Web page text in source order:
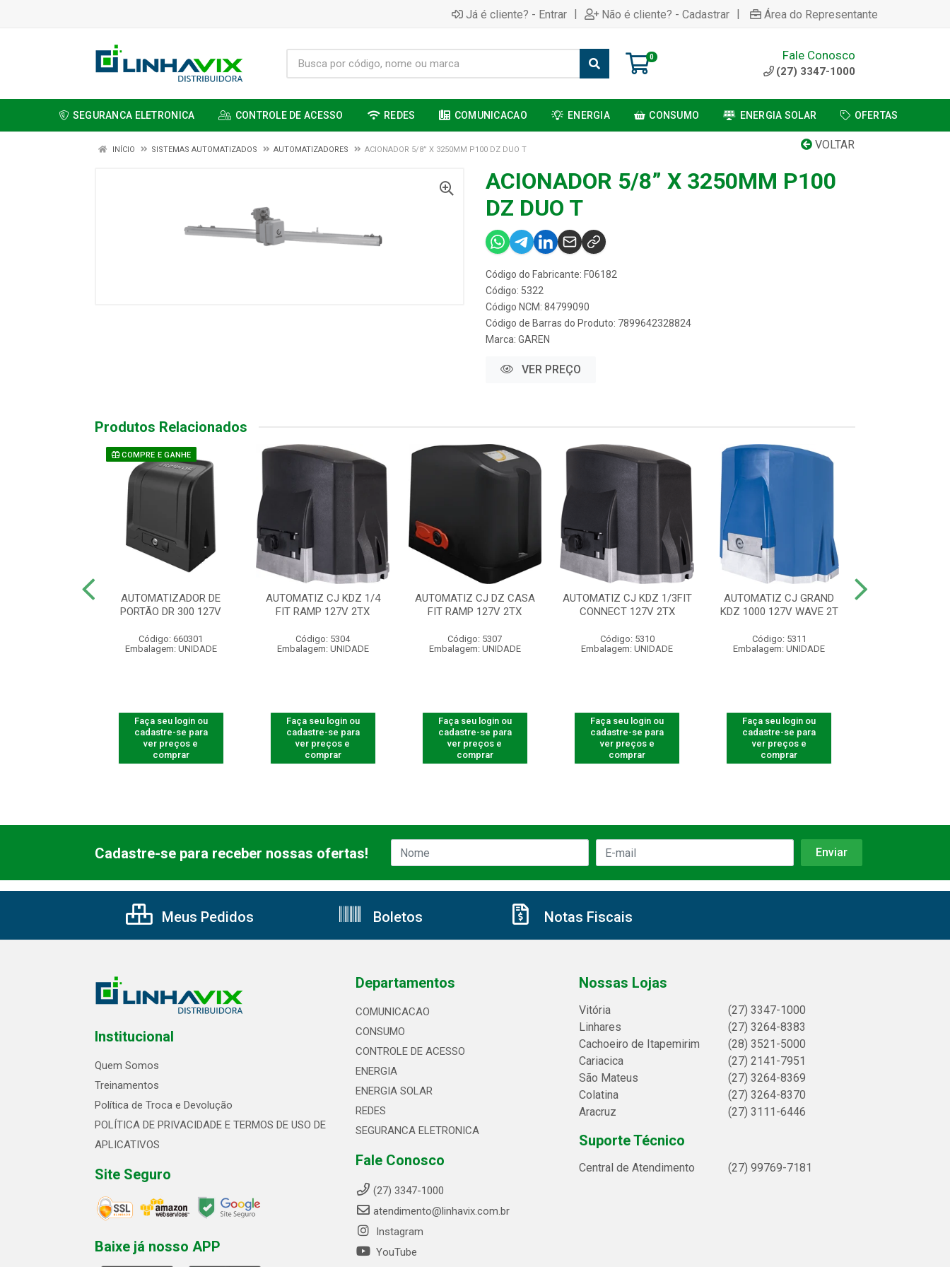
Já é cliente? - Entrar | Não é cliente? - Cadastrar | Área do Representante
0 Fale Conosco
(27) 3347-1000
SEGURANCA ELETRONICA CONTROLE DE ACESSO REDES COMUNICACAO ENERGIA CONSUMO ENERGIA SOLAR OFERTAS
VOLTAR
INÍCIO SISTEMAS AUTOMATIZADOS AUTOMATIZADORES ACIONADOR 5/8” X 3250MM P100 DZ DUO T
ACIONADOR 5/8” X 3250MM P100
DZ DUO T
Código do Fabricante: F06182
Código: 5322
Código NCM: 84799090
Código de Barras do Produto: 7899642328824
Marca: GAREN
VER PREÇO
Produtos Relacionados
COMPRE E GANHE
AUTOMATIZADOR DE
PORTÃO DR 300 127V
Código: 660301
Embalagem: UNIDADE
Faça seu login ou
cadastre-se para
ver preços e
comprar
AUTOMATIZ CJ KDZ 1/4
FIT RAMP 127V 2TX
Código: 5304
Embalagem: UNIDADE
Faça seu login ou
cadastre-se para
ver preços e
comprar
AUTOMATIZ CJ DZ CASA
FIT RAMP 127V 2TX
Código: 5307
Embalagem: UNIDADE
Faça seu login ou
cadastre-se para
ver preços e
comprar
AUTOMATIZ CJ KDZ 1/3FIT
CONNECT 127V 2TX
Código: 5310
Embalagem: UNIDADE
Faça seu login ou
cadastre-se para
ver preços e
comprar
AUTOMATIZ CJ GRAND
KDZ 1000 127V WAVE 2T
Código: 5311
Embalagem: UNIDADE
Faça seu login ou
cadastre-se para
ver preços e
comprar
Cadastre-se para receber nossas ofertas!
Meus Pedidos Boletos Notas Fiscais
Institucional
Quem Somos
Treinamentos
Política de Troca e Devolução
POLÍTICA DE PRIVACIDADE E TERMOS DE USO DE
APLICATIVOS
Site Seguro
Baixe já nosso APP
Departamentos
COMUNICACAO
CONSUMO
CONTROLE DE ACESSO
ENERGIA
ENERGIA SOLAR
REDES
SEGURANCA ELETRONICA
Fale Conosco
(27) 3347-1000
atendimento@linhavix.com.br
Instagram
YouTube
Nossas Lojas
Vitória
(27) 3347-1000
Linhares
(27) 3264-8383
Cachoeiro de Itapemirim
(28) 3521-5000
Cariacica
(27) 2141-7951
São Mateus
(27) 3264-8369
Colatina
(27) 3264-8370
Aracruz
(27) 3111-6446
Suporte Técnico
Central de Atendimento (27) 99769-7181